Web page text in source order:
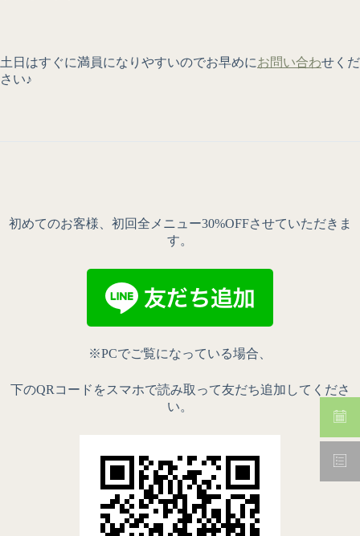
土日はすぐに満員になりやすいのでお早めにお問い合わせくだ
さい♪
初めてのお客様、初回全メニュー30%OFFさせていただきま
す。
※PCでご覧になっている場合、
下のQRコードをスマホで読み取って友だち追加してくださ
い。